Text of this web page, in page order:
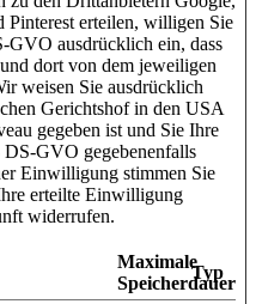
erteilen, willigen Sie
GVO ausdrücklich ein, dass
dort von dem jeweiligen
weisen Sie ausdrücklich
Gerichtshof in den USA
gegeben ist und Sie Ihre
GVO gegebenenfalls
Einwilligung stimmen Sie
erteilte Einwilligung
widerrufen.
Maximale
Speicherdauer
Typ